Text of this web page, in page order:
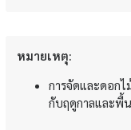
หมายเหตุ:
การจัดและดอก
กับฤดูกาลและพื้